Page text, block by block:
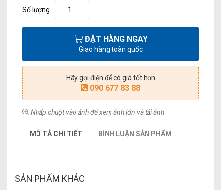
Số lượng
ĐẶT HÀNG NGAY
Giao hàng toàn quốc
Hãy gọi điện để có giá tốt hơn
090 677 83 88
Nhấp chuột vào ảnh để xem ảnh lớn và tải ảnh
MÔ TẢ CHI TIẾT BÌNH LUẬN SẢN PHẨM
SẢN PHẨM KHÁC